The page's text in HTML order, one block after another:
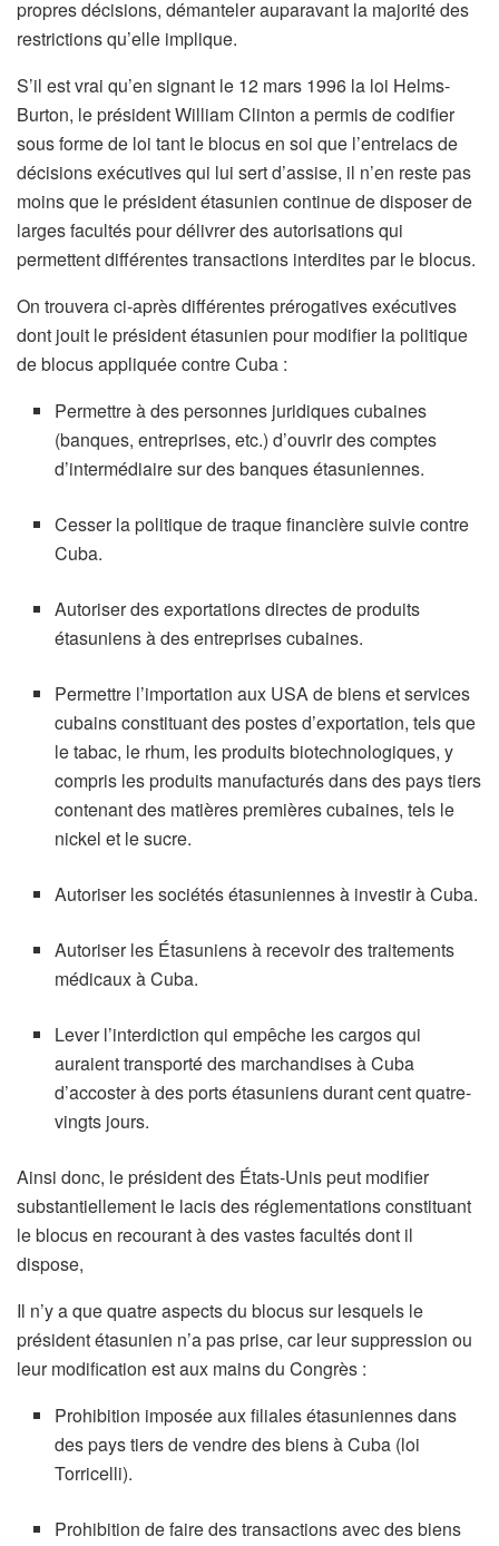
propres décisions, démanteler auparavant la majorité des
restrictions qu’elle implique.
S’il est vrai qu’en signant le 12 mars 1996 la loi Helms-
Burton, le président William Clinton a permis de codifier
sous forme de loi tant le blocus en soi que l’entrelacs de
décisions exécutives qui lui sert d’assise, il n’en reste pas
moins que le président étasunien continue de disposer de
larges facultés pour délivrer des autorisations qui
permettent différentes transactions interdites par le blocus.
On trouvera ci-après différentes prérogatives exécutives
dont jouit le président étasunien pour modifier la politique
de blocus appliquée contre Cuba :
Permettre à des personnes juridiques cubaines
(banques, entreprises, etc.) d’ouvrir des comptes
d’intermédiaire sur des banques étasuniennes.
Cesser la politique de traque financière suivie contre
Cuba.
Autoriser des exportations directes de produits
étasuniens à des entreprises cubaines.
Permettre l’importation aux USA de biens et services
cubains constituant des postes d’exportation, tels que
le tabac, le rhum, les produits biotechnologiques, y
compris les produits manufacturés dans des pays tiers
contenant des matières premières cubaines, tels le
nickel et le sucre.
Autoriser les sociétés étasuniennes à investir à Cuba.
Autoriser les Étasuniens à recevoir des traitements
médicaux à Cuba.
Lever l’interdiction qui empêche les cargos qui
auraient transporté des marchandises à Cuba
d’accoster à des ports étasuniens durant cent quatre-
vingts jours.
Ainsi donc, le président des États-Unis peut modifier
substantiellement le lacis des réglementations constituant
le blocus en recourant à des vastes facultés dont il
dispose,
Il n’y a que quatre aspects du blocus sur lesquels le
président étasunien n’a pas prise, car leur suppression ou
leur modification est aux mains du Congrès :
Prohibition imposée aux filiales étasuniennes dans
des pays tiers de vendre des biens à Cuba (loi
Torricelli).
Prohibition de faire des transactions avec des biens